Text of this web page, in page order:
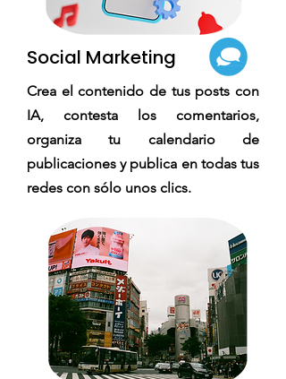
Social Marketing
Crea el contenido de tus posts con
IA, contesta los comentarios,
organiza tu calendario de
publicaciones y publica en todas tus
redes con sólo unos clics.